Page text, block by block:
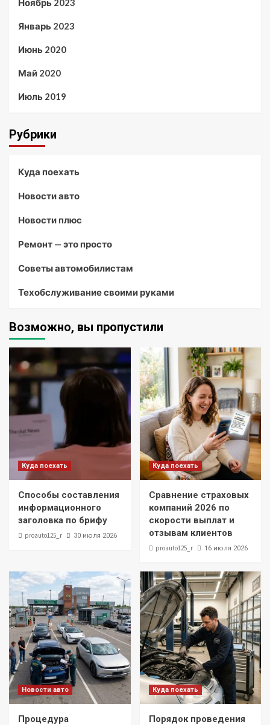
Ноябрь 2023
Январь 2023
Июнь 2020
Май 2020
Июль 2019
Рубрики
Куда поехать
Новости авто
Новости плюс
Ремонт — это просто
Советы автомобилистам
Техобслуживание своими руками
Возможно, вы пропустили
Куда поехать
Способы составления
информационного
заголовка по брифу
proauto125_r 30 июля 2026
Куда поехать
Сравнение страховых
компаний 2026 по
скорости выплат и
отзывам клиентов
proauto125_r 16 июля 2026
Новости авто
Процедура
Куда поехать
Порядок проведения